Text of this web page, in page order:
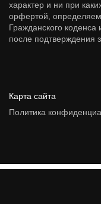
характер и ни при
орфертой,
Гражданского коденса
после подтверждения
Карта сайта
Политика